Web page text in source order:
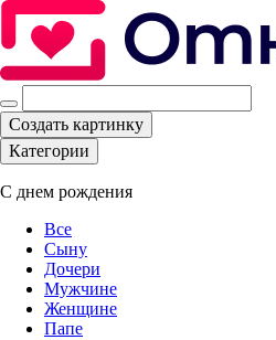
Создать картинку
Категории
С днем рождения
Все
Сыну
Дочери
Мужчине
Женщине
Папе